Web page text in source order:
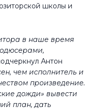
школы и
в наше время
Антон
чем исполнитель и
произведение.
дожди» вывести
план, дать